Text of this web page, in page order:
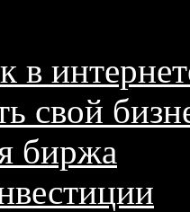
в
свой
биржа